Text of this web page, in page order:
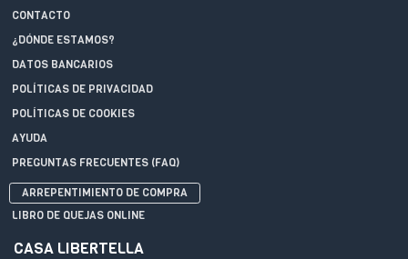
CONTACTO
¿DÓNDE ESTAMOS?
DATOS BANCARIOS
POLÍTICAS DE PRIVACIDAD
POLÍTICAS DE COOKIES
AYUDA
PREGUNTAS FRECUENTES (FAQ)
ARREPENTIMIENTO DE COMPRA
LIBRO DE QUEJAS ONLINE
CASA LIBERTELLA